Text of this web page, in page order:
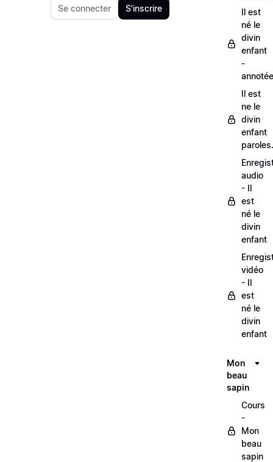
Se connecter S'inscrire
Il est
né le
divin
enfant
-
Il est
ne le
divin
enfant
audio
- Il
est
né le
divin
enfant
vidéo
- Il
est
né le
divin
enfant
Mon
beau
sapin
Cours
-
Mon
beau
sapin